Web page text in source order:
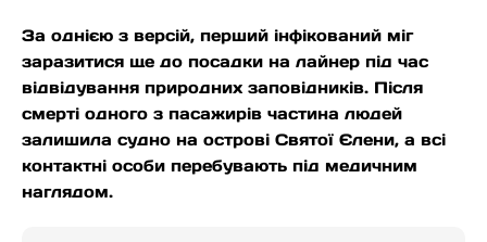
За однією з версій, перший інфікований міг
заразитися ще до посадки на лайнер під час
відвідування природних заповідників. Після
смерті одного з пасажирів частина людей
залишила судно на острові Святої Єлени, а всі
контактні особи перебувають під медичним
наглядом.